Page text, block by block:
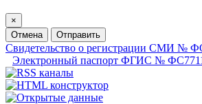
×
Отмена
Отправить
Свидетельство о регистрации СМИ №
Электронный паспорт ФГИС №